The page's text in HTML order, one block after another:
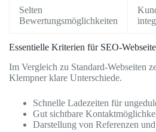
Selten
Bewertungsmöglichkeiten
Essentielle Kriterien für SEO-
Im Vergleich zu Standard-Webseiten
Klempner klare Unterschiede.
Schnelle Ladezeiten für
Gut sichtbare
Darstellung von Referenzen